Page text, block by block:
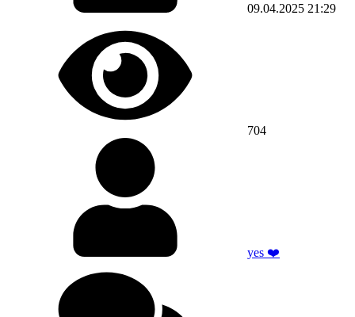
09.04.2025 21:29
704
yes ❤️